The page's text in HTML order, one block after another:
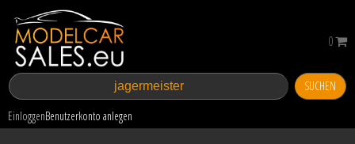
SUCHEN
EinloggenBenutzerkonto anlegen
0